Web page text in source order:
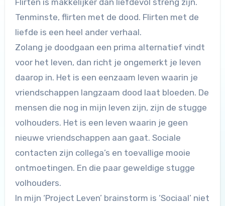
Flirten is makkelijker dan liefdevol streng zijn.
Tenminste, flirten met de dood. Flirten met de
liefde is een heel ander verhaal.
Zolang je doodgaan een prima alternatief vindt
voor het leven, dan richt je ongemerkt je leven
daarop in. Het is een eenzaam leven waarin je
vriendschappen langzaam dood laat bloeden. De
mensen die nog in mijn leven zijn, zijn de stugge
volhouders. Het is een leven waarin je geen
nieuwe vriendschappen aan gaat. Sociale
contacten zijn collega’s en toevallige mooie
ontmoetingen. En die paar geweldige stugge
volhouders.
In mijn ‘Project Leven’ brainstorm is ‘Sociaal’ niet